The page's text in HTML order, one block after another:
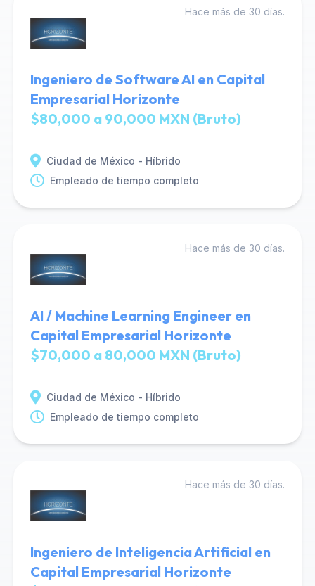
Hace más de 30 días.
Ingeniero de Software AI en Capital
Empresarial Horizonte
$80,000 a 90,000 MXN (Bruto)
Ciudad de México - Híbrido
Empleado de tiempo completo
Hace más de 30 días.
AI / Machine Learning Engineer en
Capital Empresarial Horizonte
$70,000 a 80,000 MXN (Bruto)
Ciudad de México - Híbrido
Empleado de tiempo completo
Hace más de 30 días.
Ingeniero de Inteligencia Artificial en
Capital Empresarial Horizonte